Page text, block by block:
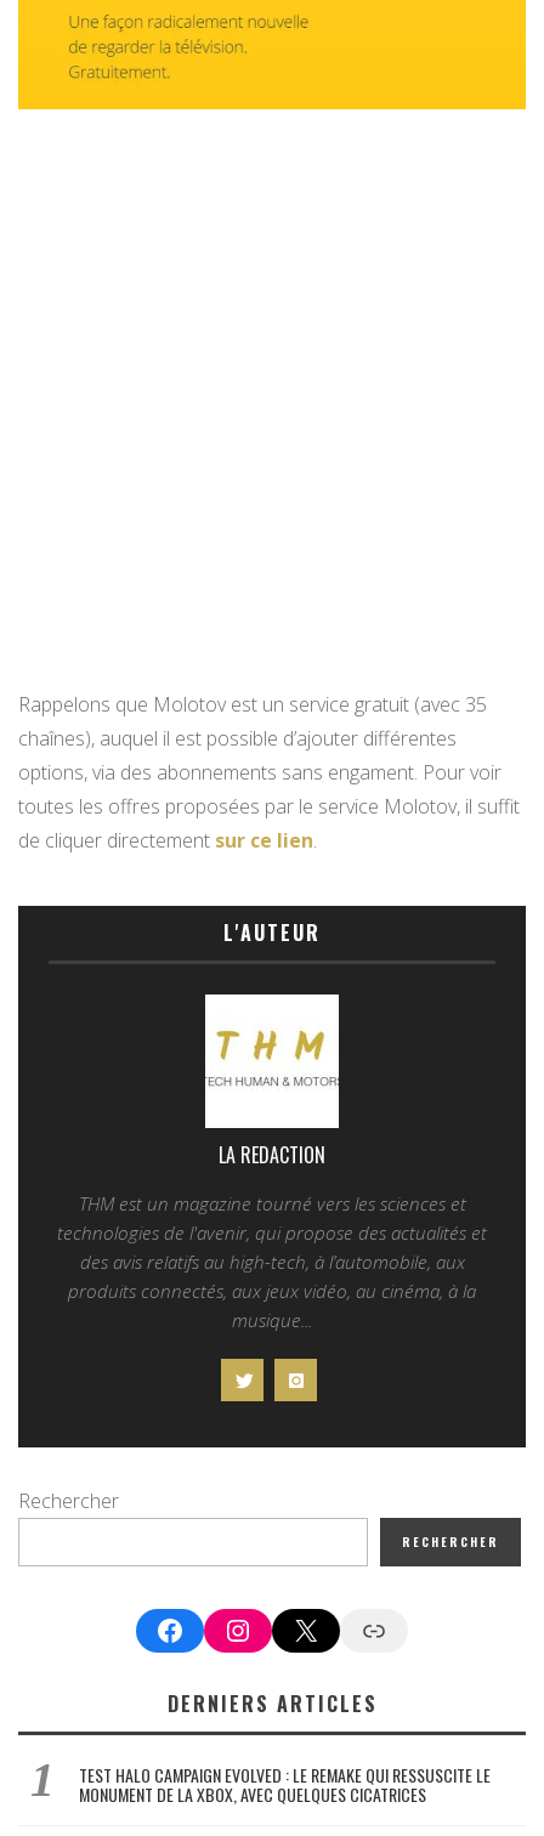
Rappelons que Molotov est un service gratuit (avec 35
chaînes), auquel il est possible d’ajouter différentes
options, via des abonnements sans engament. Pour voir
toutes les offres proposées par le service Molotov, il suffit
de cliquer directement sur ce lien.
L'AUTEUR
LA REDACTION
THM est un magazine tourné vers les sciences et
technologies de l'avenir, qui propose des actualités et
des avis relatifs au high-tech, à l’automobile, aux
produits connectés, aux jeux vidéo, au cinéma, à la
musique...
Rechercher
RECHERCHER
FacebookInstagram
X Google News
DERNIERS ARTICLES
TEST HALO CAMPAIGN EVOLVED : LE REMAKE QUI RESSUSCITE LE
MONUMENT DE LA XBOX, AVEC QUELQUES CICATRICES